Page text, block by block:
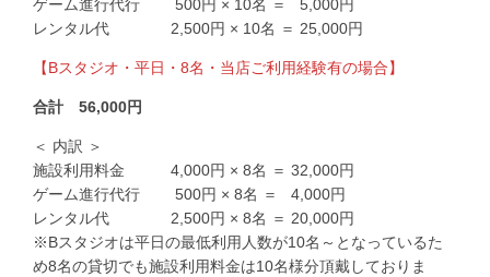
ゲーム進行代行 500円 × 10名 ＝ 05,000円
レンタル代 2,500円 × 10名 ＝ 25,000円
【Bスタジオ・平日・8名・当店ご利用経験有の場合】
合計 56,000円
＜ 内訳 ＞
施設利用料金 4,000円 × 8名 ＝ 32,000円
ゲーム進行代行 500円 × 8名 ＝
04,000円
レンタル代 2,500円 × 8名 ＝ 20,000円
※Bスタジオは平日の最低利用人数が10名～となっているた
め8名の貸切でも施設利用料金は10名様分頂戴しておりま